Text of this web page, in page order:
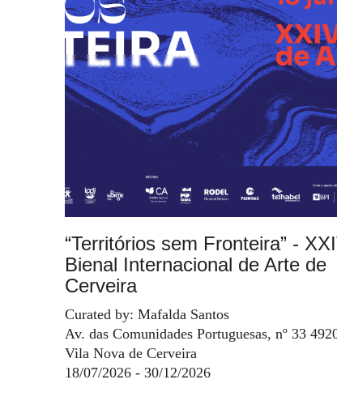
“Territórios sem Fronteira” -
Bienal Internacional de Arte de
Cerveira
Curated by: Mafalda Santos
Av. das Comunidades Portuguesas, nº 33
Vila Nova de Cerveira
18/07/2026 - 30/12/2026